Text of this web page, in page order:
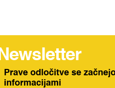
Newsletter
Prave odločitve se
informacijami